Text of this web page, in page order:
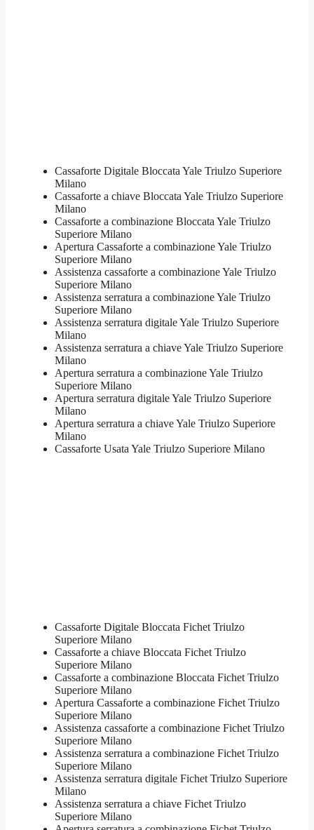
Cassaforte Digitale Bloccata Yale Triulzo Superiore
Milano
Cassaforte a chiave Bloccata Yale Triulzo Superiore
Milano
Cassaforte a combinazione Bloccata Yale Triulzo
Superiore Milano
​Apertura Cassaforte a combinazione Yale Triulzo
Superiore Milano
Assistenza cassaforte a combinazione Yale Triulzo
Superiore Milano
​Assistenza serratura​ ​a combinazione Yale Triulzo
Superiore Milano
Assistenza serratura ​digitale Yale Triulzo Superiore
Milano
Assistenza serratura ​a chiave Yale Triulzo Superiore
Milano
​Apertura serratura​ ​a combinazione Yale Triulzo
Superiore Milano
Apertura serratura​ ​digitale Yale Triulzo Superiore
Milano
​Apertura serratura​ ​a chiave Yale Triulzo Superiore
Milano
​Cassaforte Usata Yale Triulzo Superiore Milano
Cassaforte Digitale Bloccata Fichet Triulzo
Superiore Milano
Cassaforte a chiave Bloccata Fichet Triulzo
Superiore Milano
Cassaforte a combinazione Bloccata Fichet Triulzo
Superiore Milano
​Apertura Cassaforte a combinazione Fichet Triulzo
Superiore Milano
Assistenza cassaforte a combinazione Fichet Triulzo
Superiore Milano
​Assistenza serratura​ ​a combinazione Fichet Triulzo
Superiore Milano
Assistenza serratura ​digitale Fichet Triulzo Superiore
Milano
Assistenza serratura ​a chiave Fichet Triulzo
Superiore Milano